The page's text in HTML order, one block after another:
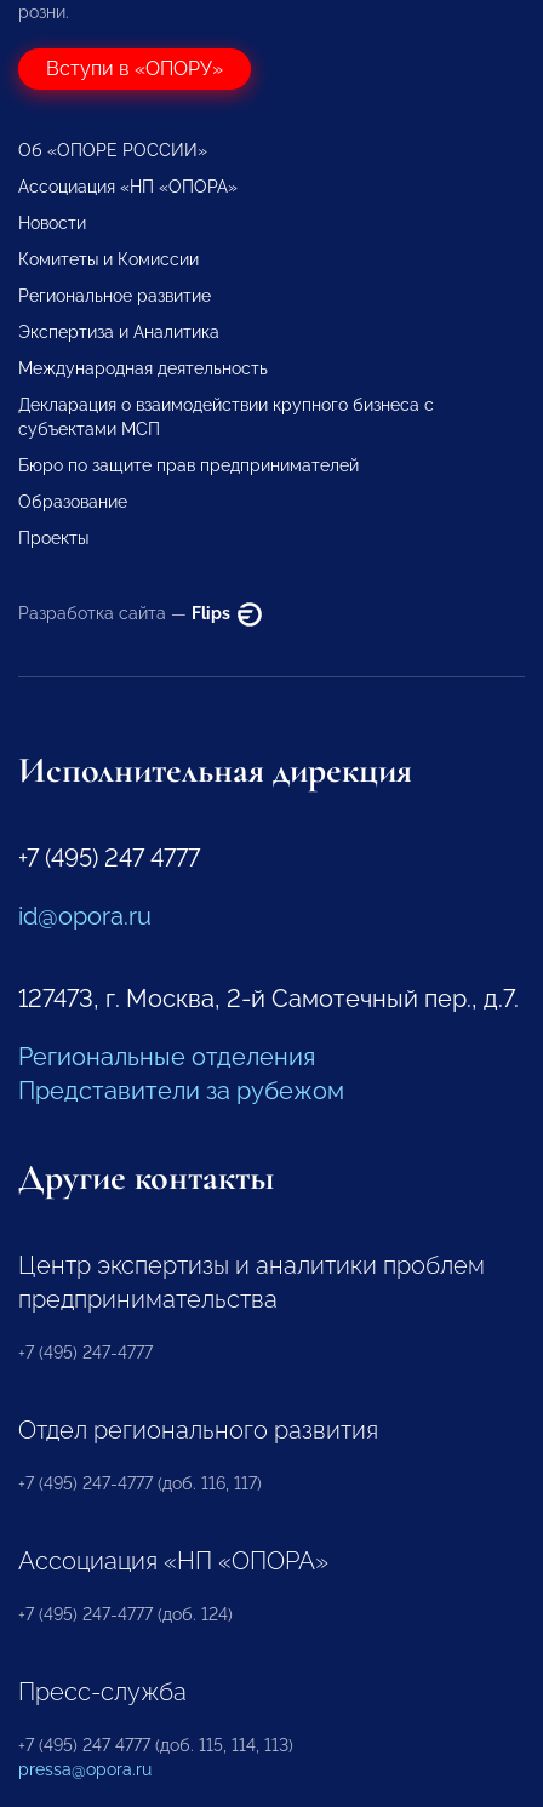
розни.
Вступи в «ОПОРУ»
Об «ОПОРЕ РОССИИ»
Ассоциация «НП «ОПОРА»
Новости
Комитеты и Комиссии
Региональное развитие
Экспертиза и Аналитика
Международная деятельность
Декларация о взаимодействии крупного бизнеса с
субъектами МСП
Бюро по защите прав предпринимателей
Образование
Проекты
Разработка сайта — Flips
Исполнительная дирекция
+7 (495) 247 4777
id@opora.ru
127473, г. Москва, 2-й Самотечный пер., д.7.
Региональные отделения
Представители за рубежом
Другие контакты
Центр экспертизы и аналитики проблем
предпринимательства
+7 (495) 247-4777
Отдел регионального развития
+7 (495) 247-4777 (доб. 116, 117)
Ассоциация «НП «ОПОРА»
+7 (495) 247-4777 (доб. 124)
Пресс-служба
+7 (495) 247 4777 (доб. 115, 114, 113)
pressa@opora.ru